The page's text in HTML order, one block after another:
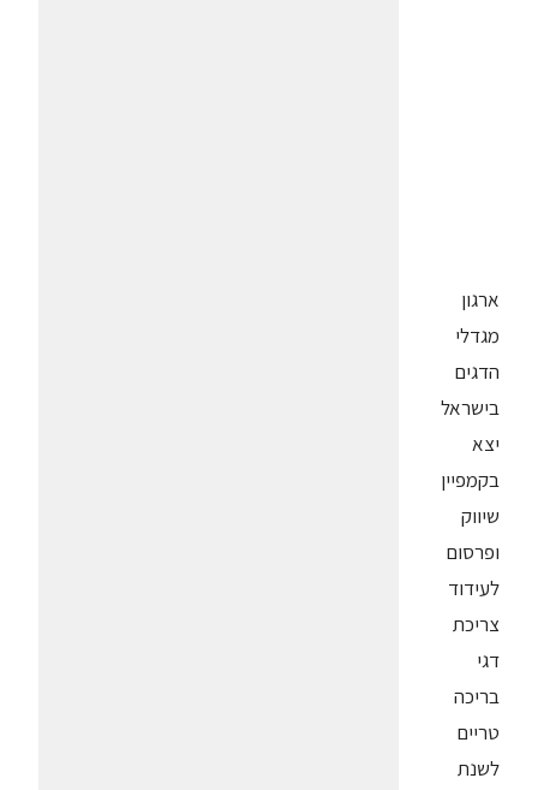
ארגון
מגדלי
הדגים
בישראל
יצא
בקמפיין
שיווק
ופרסום
לעידוד
צריכת
דגי
בריכה
טריים
לשנת